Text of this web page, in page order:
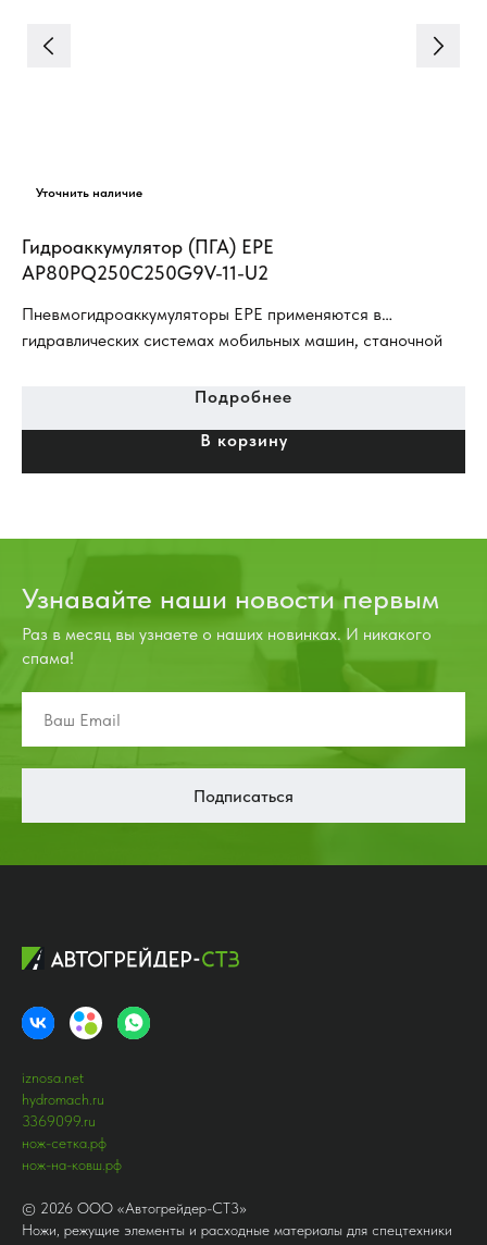
Гидроаккумулятор (ПГА) EPE
AP80PQ250C250G9V-11-U2
Пневмогидроаккумуляторы EPE применяются в
гидравлических системах мобильных машин, станочной
устройствах, в гидросистемах дорожно-строительных
(гидросистема тормозов, гидро-система рабочего
оборудования).
Подробнее
В корзину
Узнавайте наши новости первым
Раз в месяц вы узнаете о наших новинках. И никакого
спама!
Подписаться
iznosa.net
hydromach.ru
3369099.ru
нож-сетка.рф
нож-на-ковш.рф
© 2026 ООО «Автогрейдер-СТ3»
Ножи, режущие элементы и расходные материалы для спецтехники